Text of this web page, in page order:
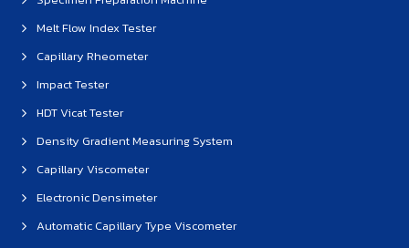
Melt Flow Index Tester
Capillary Rheometer
Impact Tester
HDT Vicat Tester
Density Gradient Measuring System
Capillary Viscometer
Electronic Densimeter
Automatic Capillary Type Viscometer